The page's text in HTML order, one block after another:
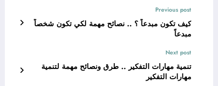
Previous post
كيف تكون مبدعاً ؟ .. نصائح مهمة لكي تكون شخصاً
مبدعاً
Next post
تنمية مهارات التفكير .. طرق ونصائح مهمة لتنمية
مهارات التفكير